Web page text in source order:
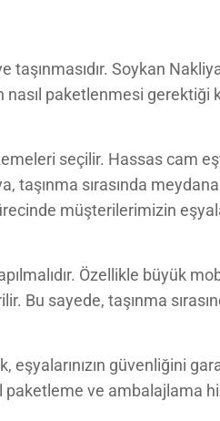
Soykan
nasıl paketlenmesi gerektiği
seçilir. Hassas cam
taşınma sırasında
müşterilerimizin
Özellikle büyük
Bu sayede, taşınma
güvenliğini
paketleme ve ambalajlama